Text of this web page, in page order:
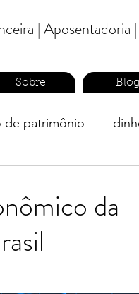
| Aposentadoria
Sobre
de patrimônio
da